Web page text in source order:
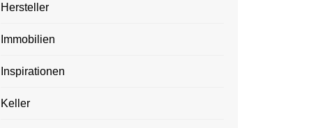
Hersteller
Immobilien
Inspirationen
Keller